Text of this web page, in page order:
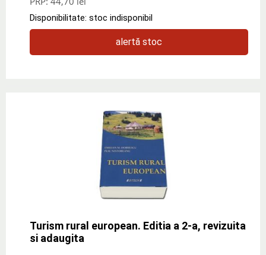
Disponibilitate: stoc indisponibil
alertă stoc
Turism rural european. Editia a 2-a, revizuita
si adaugita